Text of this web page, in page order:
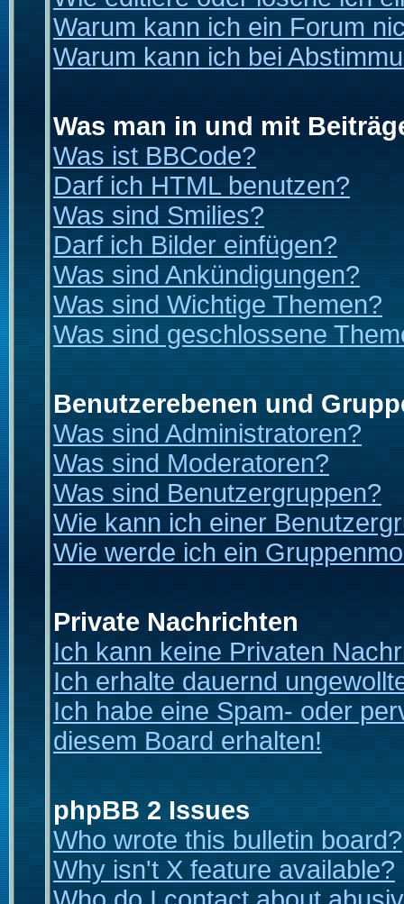
Warum kann ich ein Forum
Warum kann ich bei
Was man in und mit
Was ist BBCode?
Darf ich HTML benutzen?
Was sind Smilies?
Darf ich Bilder einfügen?
Was sind Ankündigungen?
Was sind Wichtige Themen?
Was sind geschlossene
Benutzerebenen und
Was sind Administratoren?
Was sind Moderatoren?
Was sind Benutzergruppen?
Wie kann ich einer
Wie werde ich ein
Private Nachrichten
Ich kann keine Privaten
Ich erhalte dauernd
Ich habe eine Spam- oder
diesem Board erhalten!
phpBB 2 Issues
Who wrote this bulletin board?
Why isn't X feature available?